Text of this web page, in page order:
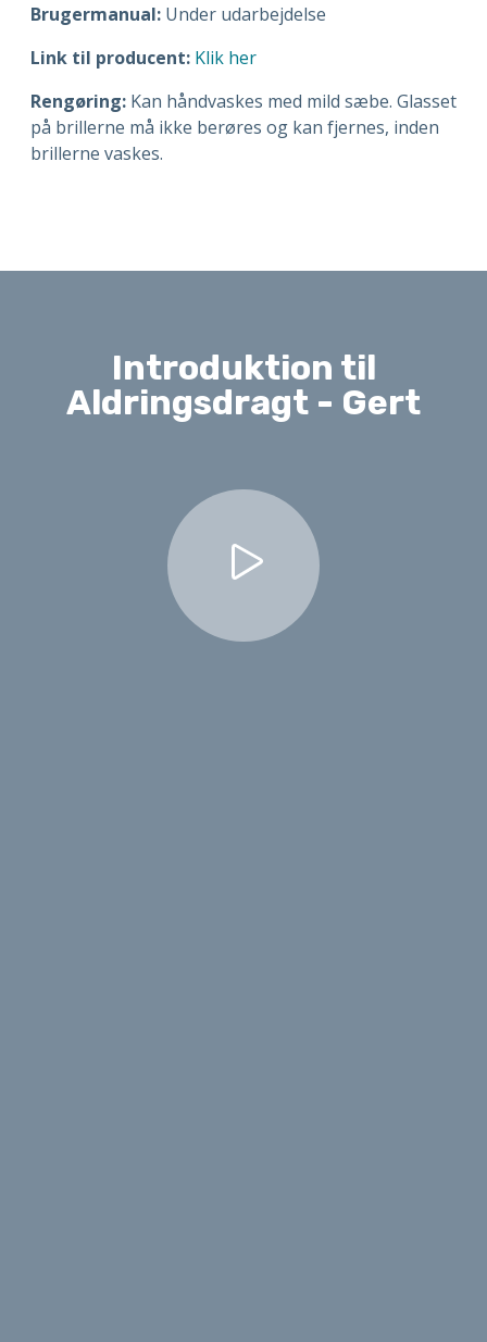
Brugermanual: Under udarbejdelse
Link til producent: Klik her
Rengøring: Kan håndvaskes med mild sæbe. Glasset
på brillerne må ikke berøres og kan fjernes, inden
brillerne vaskes.
Introduktion til
Aldringsdragt - Gert